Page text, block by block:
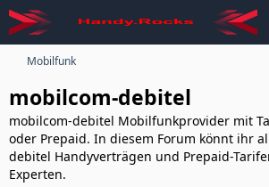
Mobilfunk
mobilcom-debitel
mobilcom-debitel Mobilfunkprovider mit
oder Prepaid. In diesem Forum könnt ihr
debitel Handyverträgen und Prepaid-
Experten.